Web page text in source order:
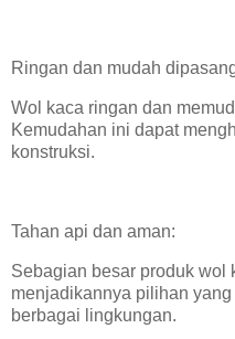
Ringan dan mudah
Wol kaca ringan dan
Kemudahan ini dapat
konstruksi.
Tahan api dan aman:
Sebagian besar produk wol
menjadikannya pilihan
berbagai lingkungan.